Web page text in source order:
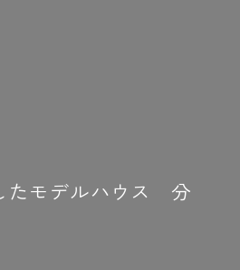
たモデルハウス 分